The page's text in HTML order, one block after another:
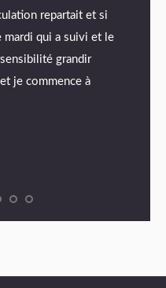
repartait et si
mardi qui a suivi et le
grandir
je commence à